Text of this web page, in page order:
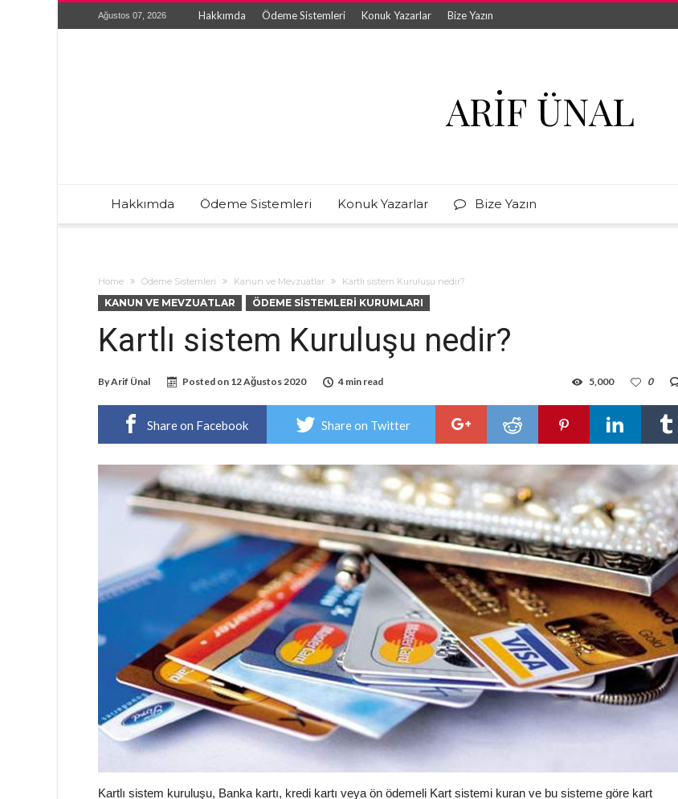
Ağustos 07, 2026 Hakkımda Ödeme Sistemleri Konuk Yazarlar Bize Yazın
ARIF ÜNAL
Hakkımda Ödeme Sistemleri Konuk Yazarlar Bize Yazın
Home Ödeme Sistemleri Kanun ve Mevzuatlar Kartlı sistem Kuruluşu nedir?
KANUN VE MEVZUATLAR ÖDEME SISTEMLERI KURUMLARI
Kartlı sistem Kuruluşu nedir?
ByArif Ünal Posted on 12 Ağustos 2020 4 min read 0
5,000
Share on Facebook Share on Twitter
Kartlı sistem kuruluşu, Banka kartı, kredi kartı veya ön ödemeli Kart sistemi kuran ve bu sisteme göre kart